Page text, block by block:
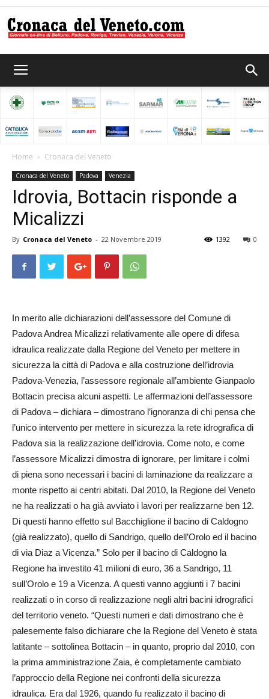
del
Veneto
Home Cronaca del Veneto
Cronaca del Veneto Padova Venezia
Idrovia, Bottacin risponde a
Micalizzi
By Cronaca del Veneto - 22 Novembre 2019 0
1392
In merito alle dichiarazioni dell’assessore del Comune di
Padova Andrea Micalizzi relativamente alle opere di difesa
idraulica realizzate dalla Regione del Veneto per mettere in
sicurezza la città di Padova e alla costruzione dell’idrovia
Padova-Venezia, l’assessore regionale all’ambiente Gianpaolo
Bottacin precisa alcuni aspetti. Le affermazioni dell’assessore
di Padova – dichiara – dimostrano l’ignoranza di chi pensa che
l’unico intervento per mettere in sicurezza la rete idrografica di
Padova sia la realizzazione dell’idrovia. Come noto, e come
l’assessore Micalizzi dimostra di ignorare, per limitare i colmi
di piena sono necessari i bacini di laminazione da realizzare a
monte rispetto ai centri abitati. Dal 2010, la Regione del Veneto
ne ha realizzati o ha già avviato i lavori per realizzarne ben 12.
Di questi hanno effetto sul Bacchiglione il bacino di Caldogno
(già realizzato), quello di Sandrigo, quello dell’Orolo ed il bacino
di via Diaz a Vicenza.” Solo per il bacino di Caldogno la
Regione ha investito 41 milioni di euro, 36 a Sandrigo, 11
sull’Orolo e 19 a Vicenza. A questi vanno aggiunti i 7 bacini
realizzati o in corso di realizzazione negli altri bacini idrografici
del territorio veneto. “Questi numeri e dati dimostrano che è
palesemente falso dichiarare che la Regione del Veneto è stata
latitante – sottolinea Bottacin – in quanto, proprio dal 2010, con
la prima amministrazione Zaia, è completamente cambiato
l’approccio della Regione nei confronti della sicurezza
idraulica. Era dal 1926, quando fu realizzato il bacino di